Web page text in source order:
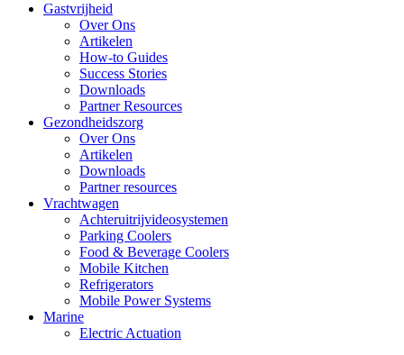
Gastvrijheid
Over Ons
Artikelen
How-to Guides
Success Stories
Downloads
Partner Resources
Gezondheidszorg
Over Ons
Artikelen
Downloads
Partner resources
Vrachtwagen
Achteruitrijvideosystemen
Parking Coolers
Food & Beverage Coolers
Mobile Kitchen
Refrigerators
Mobile Power Systems
Marine
Electric Actuation